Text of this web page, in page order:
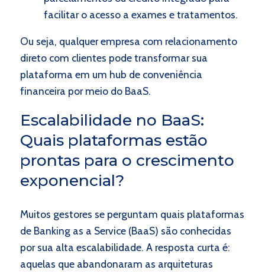
facilitar o acesso a exames e tratamentos.
Ou seja, qualquer empresa com relacionamento
direto com clientes pode transformar sua
plataforma em um hub de conveniência
financeira por meio do BaaS.
Escalabilidade no BaaS:
Quais plataformas estão
prontas para o crescimento
exponencial?
Muitos gestores se perguntam quais plataformas
de Banking as a Service (BaaS) são conhecidas
por sua alta escalabilidade. A resposta curta é:
aquelas que abandonaram as arquiteturas